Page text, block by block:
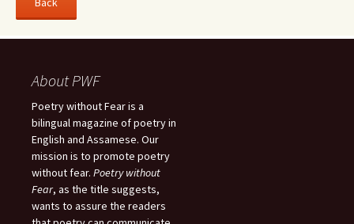
About PWF
Poetry without Fear is a
bilingual magazine of poetry in
English and Assamese. Our
mission is to promote poetry
without fear. Poetry without
Fear, as the title suggests,
wants to assure the readers